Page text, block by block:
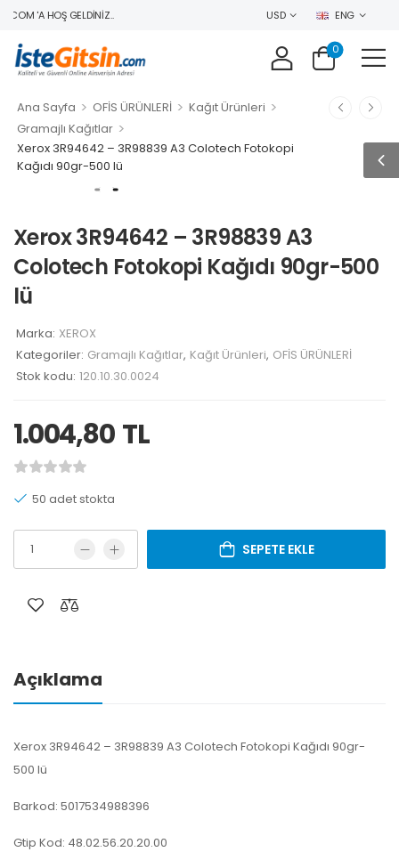
'A HOŞ GELDINIZ.. USD ENG
0
Ana Sayfa > OFİS ÜRÜNLERİ > Kağıt Ürünleri >
Gramajlı Kağıtlar >
Xerox 3R94642 – 3R98839 A3 Colotech Fotokopi
Kağıdı 90gr-500 lü
Xerox 3R94642 – 3R98839 A3
Colotech Fotokopi Kağıdı 90gr-500
lü
Marka: XEROX
Kategoriler: Gramajlı Kağıtlar, Kağıt Ürünleri, OFİS ÜRÜNLERİ
Stok kodu: 120.10.30.0024
1.004,80 TL
50 adet stokta
SEPETE EKLE
Açıklama
Xerox 3R94642 – 3R98839 A3 Colotech Fotokopi Kağıdı 90gr-
500 lü
Barkod: 5017534988396
Gtip Kod: 48.02.56.20.20.00